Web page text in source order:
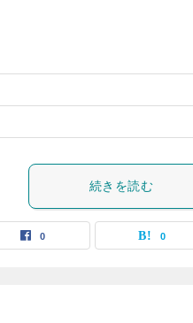
続きを読む
0 0